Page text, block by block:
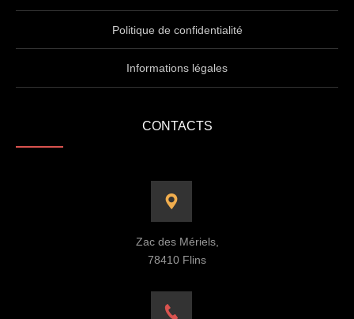
Politique de confidentialité
Informations légales
CONTACTS
Zac des Mériels,
78410 Flins